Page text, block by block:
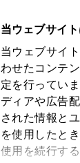
当ウェブサイ
当ウェブサイ
わせたコンテ
定を行ってい
ディアや広告
された情報と
を使用したと
使用を続行す
2000年